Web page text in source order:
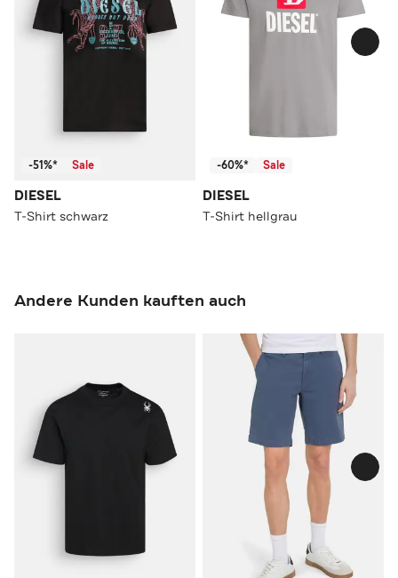
-51%* Sale
DIESEL
T-Shirt schwarz
-60%* Sale
DIESEL
T-Shirt hellgrau
Andere Kunden kauften auch